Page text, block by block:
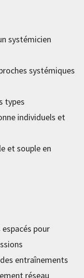
systémicien
systémiques
types
individuels et
et souple en
pour
entraînements
réseau